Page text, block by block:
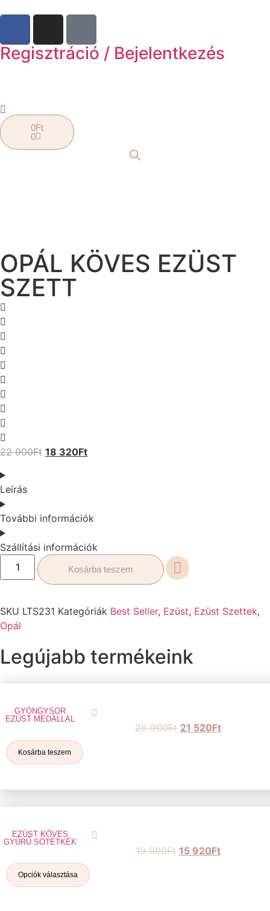
Regisztráció / Bejelentkezés
0Ft
0
OPÁL KÖVES EZÜST
SZETT
22 900Ft 18 320Ft
Leírás
További információk
Szállítási információk
Kosárba teszem
SKU LTS231 Kategóriák Best Seller, Ezüst, Ezüst Szettek,
Opál
Legújabb termékeink
GYÖNGYSOR
EZÜST MEDÁLLAL
26 900Ft 21 520Ft
Kosárba teszem
EZÜST KÖVES
GYŰRŰ SÖTÉTKÉK
19 900Ft 15 920Ft
Opciók választása